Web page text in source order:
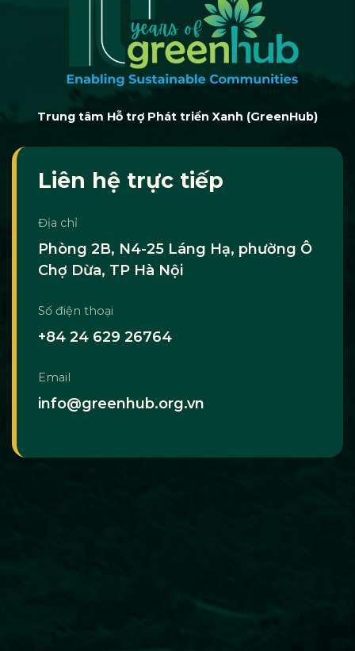
Trung tâm Hỗ trợ Phát triển Xanh (GreenHub)
Liên hệ trực tiếp
Địa chỉ
Phòng 2B, N4-25 Láng Hạ, phường Ô
Chợ Dừa, TP Hà Nội
Số điện thoại
+84 24 629 26764
Email
info@greenhub.org.vn